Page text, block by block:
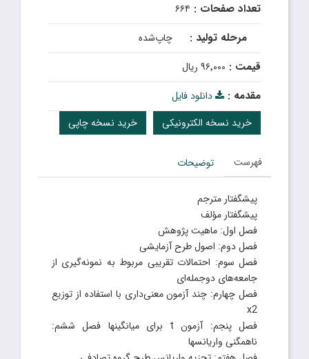
تعداد صفحات : ۶۶۴
مرحله تولید : چاپ‌شده
قیمت : ۹۶٬۰۰۰ ریال
مقدمه :
دانلود فایل
خرید نسخه چاپی
خرید نسخه الکترونیکی
فهرست توضیحات
پیشگفتار مترجم
پیشگفتار مؤلف
فصل اول: ماهیت پژوهش
فصل دوم: اصول طرح آزمایشی
فصل سوم: احتمالات تقریبی مربوط به نمونه‌گیری از
جامعه‌های دوجمله‌ای
فصل چهارم: چند آزمون معنی‌داری با استفاده از توزیع
x2
فصل پنجم: آزمون t برای میانگینها فصل ششم:
ناهمگنی واریانسها